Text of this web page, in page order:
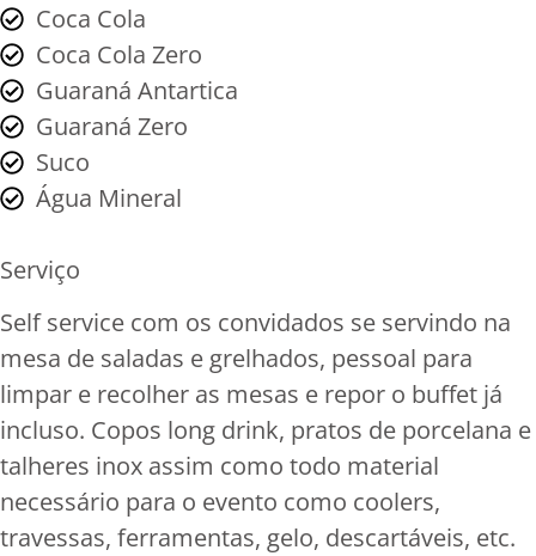
Coca Cola
Coca Cola Zero
Guaraná Antartica
Guaraná Zero
Suco
Água Mineral
Serviço
Self service com os convidados se servindo na
mesa de saladas e grelhados, pessoal para
limpar e recolher as mesas e repor o buffet já
incluso. Copos long drink, pratos de porcelana e
talheres inox assim como todo material
necessário para o evento como coolers,
travessas, ferramentas, gelo, descartáveis, etc.